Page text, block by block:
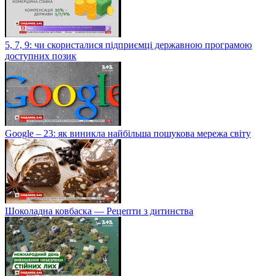
5, 7, 9: чи скористалися підприємці державною програмою
доступних позик
Google – 23: як виникла найбільша пошукова мережа світу
Шоколадна ковбаска — Рецепти з дитинства